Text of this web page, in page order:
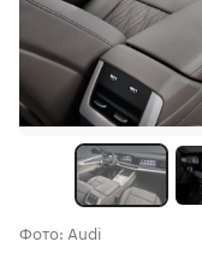
Фото: Audi